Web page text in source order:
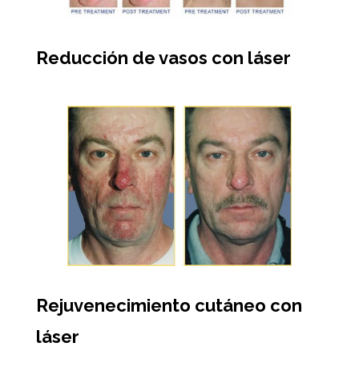
Reducción de vasos con láser
Rejuvenecimiento cutáneo con
láser